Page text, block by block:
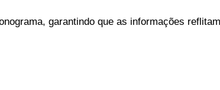
garantindo que as informações